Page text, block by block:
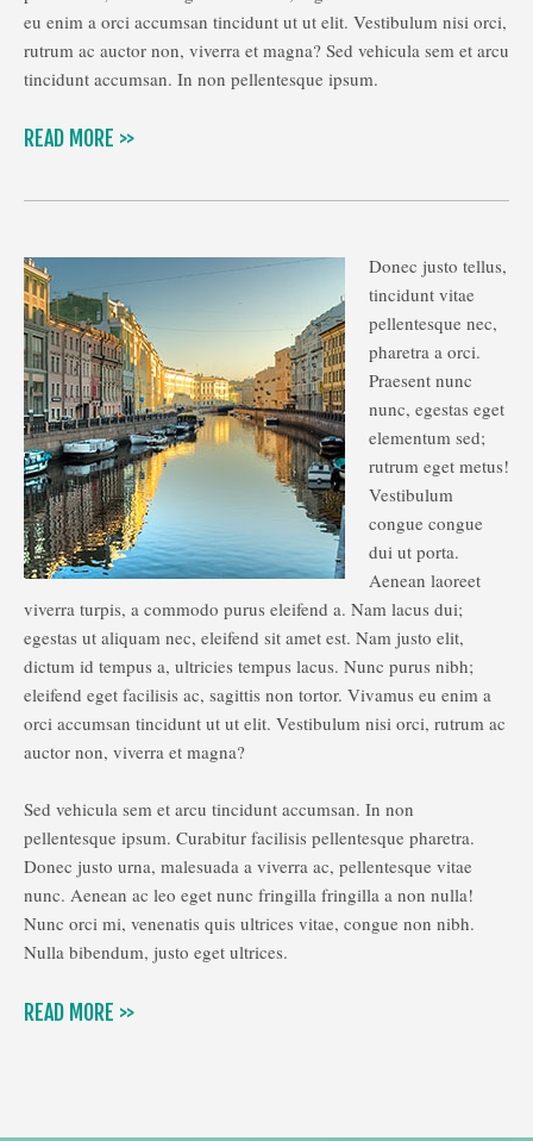
eu enim a orci accumsan tincidunt ut ut elit. Vestibulum nisi orci,
rutrum ac auctor non, viverra et magna? Sed vehicula sem et arcu
tincidunt accumsan. In non pellentesque ipsum.
READ MORE >>
Donec justo tellus,
tincidunt vitae
pellentesque nec,
pharetra a orci.
Praesent nunc
nunc, egestas eget
elementum sed;
rutrum eget metus!
Vestibulum
congue congue
dui ut porta.
Aenean laoreet
viverra turpis, a commodo purus eleifend a. Nam lacus dui;
egestas ut aliquam nec, eleifend sit amet est. Nam justo elit,
dictum id tempus a, ultricies tempus lacus. Nunc purus nibh;
eleifend eget facilisis ac, sagittis non tortor. Vivamus eu enim a
orci accumsan tincidunt ut ut elit. Vestibulum nisi orci, rutrum ac
auctor non, viverra et magna?
Sed vehicula sem et arcu tincidunt accumsan. In non
pellentesque ipsum. Curabitur facilisis pellentesque pharetra.
Donec justo urna, malesuada a viverra ac, pellentesque vitae
nunc. Aenean ac leo eget nunc fringilla fringilla a non nulla!
Nunc orci mi, venenatis quis ultrices vitae, congue non nibh.
Nulla bibendum, justo eget ultrices.
READ MORE >>